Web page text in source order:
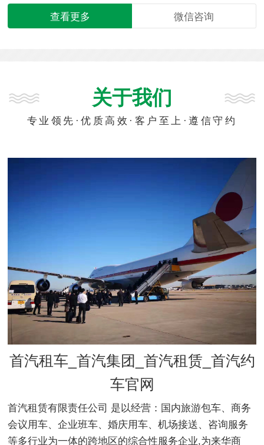
查看更多 微信咨询
关于我们
专业领先·优质高效·客户至上·遵信守约
首汽租车_首汽集团_首汽租赁_首汽约
车官网
首汽租赁有限责任公司 是以经营：国内旅游包车、商务
会议用车、企业班车、婚庆用车、机场接送、咨询服务
等多行业为一体的跨地区的综合性服务企业,为来华商